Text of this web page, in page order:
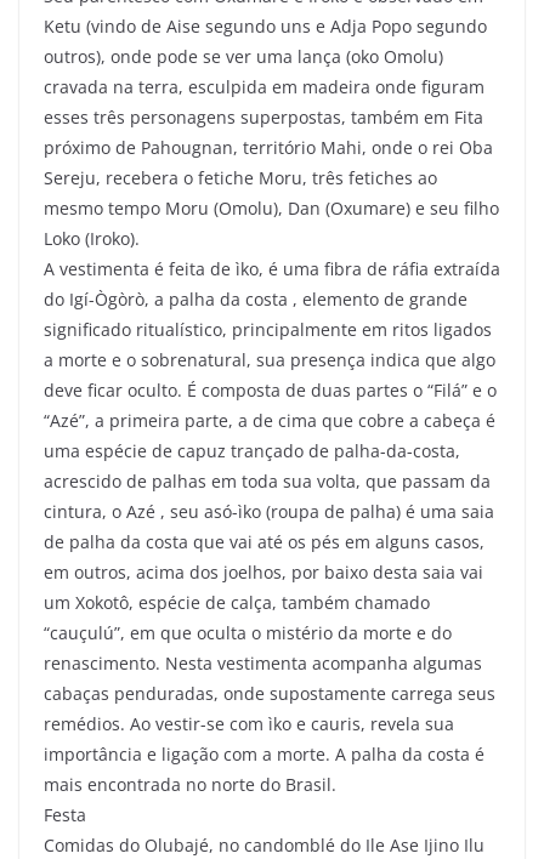
Ketu (vindo de Aise segundo uns e Adja Popo segundo
outros), onde pode se ver uma lança (oko Omolu)
cravada na terra, esculpida em madeira onde figuram
esses três personagens superpostas, também em Fita
próximo de Pahougnan, território Mahi, onde o rei Oba
Sereju, recebera o fetiche Moru, três fetiches ao
mesmo tempo Moru (Omolu), Dan (Oxumare) e seu filho
Loko (Iroko).
A vestimenta é feita de ìko, é uma fibra de ráfia extraída
do Igí-Ògòrò, a palha da costa , elemento de grande
significado ritualístico, principalmente em ritos ligados
a morte e o sobrenatural, sua presença indica que algo
deve ficar oculto. É composta de duas partes o “Filá” e o
“Azé”, a primeira parte, a de cima que cobre a cabeça é
uma espécie de capuz trançado de palha-da-costa,
acrescido de palhas em toda sua volta, que passam da
cintura, o Azé , seu asó-ìko (roupa de palha) é uma saia
de palha da costa que vai até os pés em alguns casos,
em outros, acima dos joelhos, por baixo desta saia vai
um Xokotô, espécie de calça, também chamado
“cauçulú”, em que oculta o mistério da morte e do
renascimento. Nesta vestimenta acompanha algumas
cabaças penduradas, onde supostamente carrega seus
remédios. Ao vestir-se com ìko e cauris, revela sua
importância e ligação com a morte. A palha da costa é
mais encontrada no norte do Brasil.
Festa
Comidas do Olubajé, no candomblé do Ile Ase Ijino Ilu